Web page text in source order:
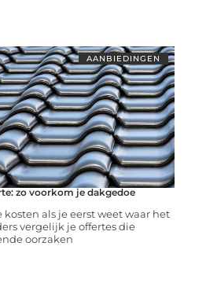
AANBIEDINGEN
zo voorkom je dakgedoe
als je eerst weet waar het
vergelijk je offertes die
oorzaken